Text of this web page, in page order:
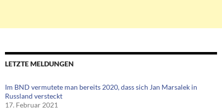
LETZTE MELDUNGEN
Im BND vermutete man bereits 2020, dass sich Jan Marsalek in
Russland versteckt
17. Februar 2021